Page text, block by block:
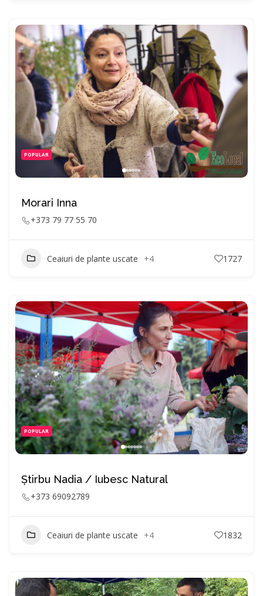
POPULAR
Morari Inna
+373 79 77 55 70
Ceaiuri de plante uscate +4 1727
POPULAR
Știrbu Nadia / Iubesc Natural
+373 69092789
Ceaiuri de plante uscate +4 1832